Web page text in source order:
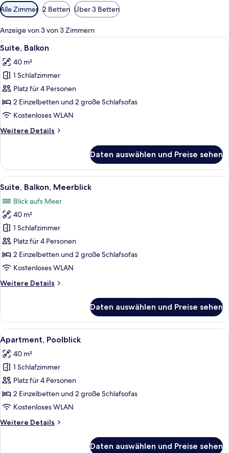
Verfügbare
Filter
für
Zimmer
Alle Zimmer 2 Betten Über 3 Betten
Anzeige von 3 von 3 Zimmern
Alle
Fotos
für
Suite,
Balkon
anzeigen
Ein Doppelbett mit gestreifter
14
Suite, Balkon
40 m²
1 Schlafzimmer
Platz für 4 Personen
2 Einzelbetten und 2 große Schlafsofas
Kostenloses WLAN
Weitere Details
Weitere
Balkon
Daten auswählen und Preise sehen
Alle
Fotos
für
Suite,
Balkon,
Meerblick
anzeigen
Ein Zimmer mit einer Couch, einem
14
Suite, Balkon, Meerblick
Blick aufs Meer
40 m²
1 Schlafzimmer
Platz für 4 Personen
2 Einzelbetten und 2 große Schlafsofas
Kostenloses WLAN
Weitere Details
Weitere
Balkon,
Meerblick
Daten auswählen und Preise sehen
Alle
Fotos
für
Apartment,
Poolblick
anzeigen
Ein Hotelzimmer mit einem großen
18
Apartment, Poolblick
40 m²
1 Schlafzimmer
Platz für 4 Personen
2 Einzelbetten und 2 große Schlafsofas
Kostenloses WLAN
Weitere Details
Weitere
Daten auswählen und Preise sehen